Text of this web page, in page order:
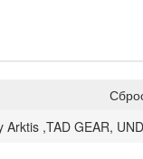
,TAD GEAR,